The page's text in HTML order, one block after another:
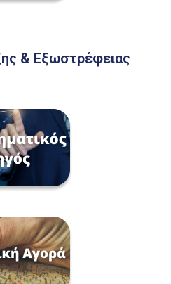
& Εξωστρέφειας